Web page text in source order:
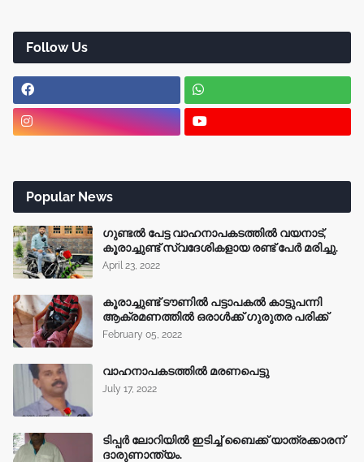
Follow Us
Popular News
ഗുണ്ടൽ പേട്ട വാഹനാപകടത്തിൽ വയനാട്,
കൂരാച്ചുണ്ട് സ്വദേശികളായ രണ്ട് പേർ മരിച്ചു.
April 23, 2022
കൂരാച്ചുണ്ട് ടൗണിൽ പട്ടാപകൽ കാട്ടുപന്നി
ആക്രമണത്തിൽ ഒരാൾക്ക് ഗുരുതര പരിക്ക്
February 05, 2022
വാഹനാപകടത്തിൽ മരണപെട്ടു
July 17, 2022
ടിപ്പർ ലോറിയിൽ ഇടിച്ച് ബൈക്ക് യാത്രക്കാരന്
ദാരുണാന്ത്യം.